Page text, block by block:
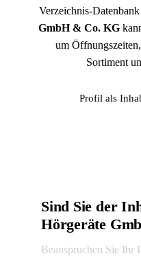
Verzeichnis-
GmbH & Co. KG
um
Sortiment
Profil als
Sind Sie der
Hörgeräte
Beanspruchen Sie Ihr